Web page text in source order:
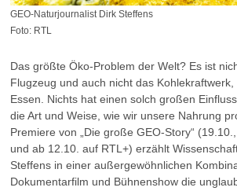
GEO-Naturjournalist Dirk Steffens
Foto: RTL
Das größte Öko-Problem der Welt? Es ist
Flugzeug und auch nicht das
Essen. Nichts hat einen solch großen
die Art und Weise, wie wir unsere Nahrung
Premiere von „Die große GEO-Story“
und ab 12.10. auf RTL+) erzählt
Steffens in einer außergewöhnlichen
Dokumentarfilm und Bühnenshow die